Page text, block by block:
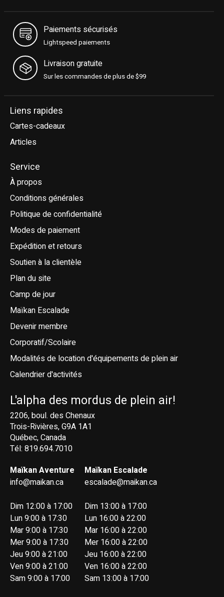
Paiements sécurisés
Lightspeed paiements
Livraison gratuite
Sur les commandes de plus de $99
Liens rapides
Cartes-cadeaux
Articles
Service
À propos
Conditions générales
Politique de confidentialité
Modes de paiement
Expédition et retours
Soutien à la clientèle
Plan du site
Camp de jour
Maïkan Escalade
Devenir membre
Corporatif/Scolaire
Modalités de location d'équipements de plein air
Calendrier d'activités
L'alpha des mordus de plein air!
2206, boul. des Chenaux
Trois-Rivières, G9A 1A1
Québec, Canada
Tél: 819.694.7010
Maïkan Aventure
info@maikan.ca
Dim 12:00 à 17:00
Lun 9:00 à 17:30
Mar 9:00 à 17:30
Mer 9:00 à 17:30
Jeu 9:00 à 21:00
Ven 9:00 à 21:00
Sam 9:00 à 17:00
Maïkan Escalade
escalade@maikan.ca
Dim 13:00 à 17:00
Lun 16:00 à 22:00
Mar 16:00 à 22:00
Mer 16:00 à 22:00
Jeu 16:00 à 22:00
Ven 16:00 à 22:00
Sam 13:00 à 17:00